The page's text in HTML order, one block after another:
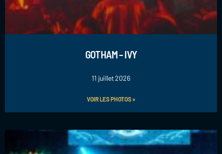
GOTHAM – IVY
11 juillet 2026
VOIR LES PHOTOS »